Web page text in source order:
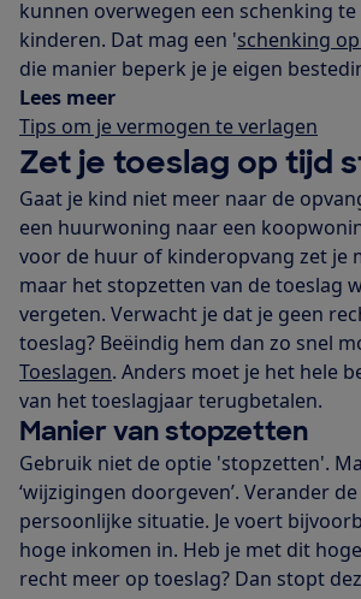
kunnen overwegen een schenking
kinderen. Dat mag een 'schenking
die manier beperk je je eigen
Lees meer
Tips om je vermogen te verlagen
Zet je toeslag op tijd
Gaat je kind niet meer naar de
een huurwoning naar een
voor de huur of kinderopvang zet je
maar het stopzetten van de toeslag
vergeten. Verwacht je dat je geen
toeslag? Beëindig hem dan zo snel
Toeslagen. Anders moet je het hele
van het toeslagjaar terugbetalen.
Manier van stopzetten
Gebruik niet de optie 'stopzetten'.
‘wijzigingen doorgeven’. Verander
persoonlijke situatie. Je voert
hoge inkomen in. Heb je met dit
recht meer op toeslag? Dan stopt